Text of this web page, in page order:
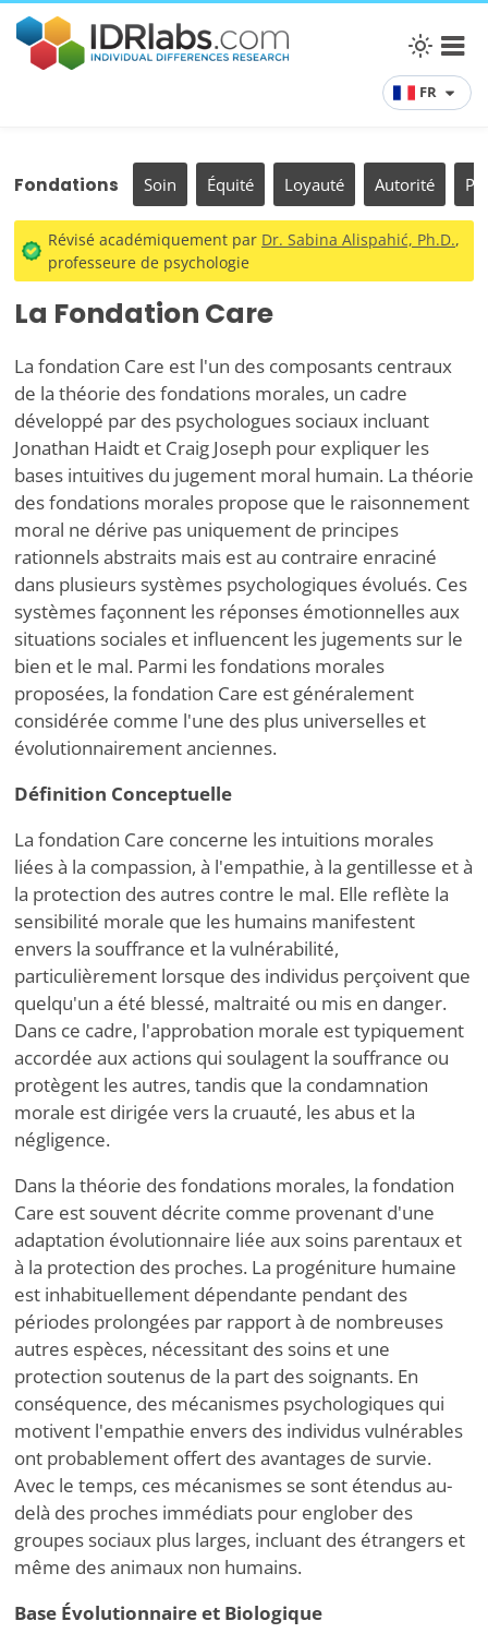
FR
Fondations Soin Équité Loyauté Autorité
Révisé académiquement par Dr. Sabina Alispahić, Ph.D.,
professeure de psychologie
La Fondation Care
La fondation Care est l'un des composants centraux
de la théorie des fondations morales, un cadre
développé par des psychologues sociaux incluant
Jonathan Haidt et Craig Joseph pour expliquer les
bases intuitives du jugement moral humain. La théorie
des fondations morales propose que le raisonnement
moral ne dérive pas uniquement de principes
rationnels abstraits mais est au contraire enraciné
dans plusieurs systèmes psychologiques évolués. Ces
systèmes façonnent les réponses émotionnelles aux
situations sociales et influencent les jugements sur le
bien et le mal. Parmi les fondations morales
proposées, la fondation Care est généralement
considérée comme l'une des plus universelles et
évolutionnairement anciennes.
Définition Conceptuelle
La fondation Care concerne les intuitions morales
liées à la compassion, à l'empathie, à la gentillesse et à
la protection des autres contre le mal. Elle reflète la
sensibilité morale que les humains manifestent
envers la souffrance et la vulnérabilité,
particulièrement lorsque des individus perçoivent que
quelqu'un a été blessé, maltraité ou mis en danger.
Dans ce cadre, l'approbation morale est typiquement
accordée aux actions qui soulagent la souffrance ou
protègent les autres, tandis que la condamnation
morale est dirigée vers la cruauté, les abus et la
négligence.
Dans la théorie des fondations morales, la fondation
Care est souvent décrite comme provenant d'une
adaptation évolutionnaire liée aux soins parentaux et
à la protection des proches. La progéniture humaine
est inhabituellement dépendante pendant des
périodes prolongées par rapport à de nombreuses
autres espèces, nécessitant des soins et une
protection soutenus de la part des soignants. En
conséquence, des mécanismes psychologiques qui
motivent l'empathie envers des individus vulnérables
ont probablement offert des avantages de survie.
Avec le temps, ces mécanismes se sont étendus au-
delà des proches immédiats pour englober des
groupes sociaux plus larges, incluant des étrangers et
même des animaux non humains.
Base Évolutionnaire et Biologique